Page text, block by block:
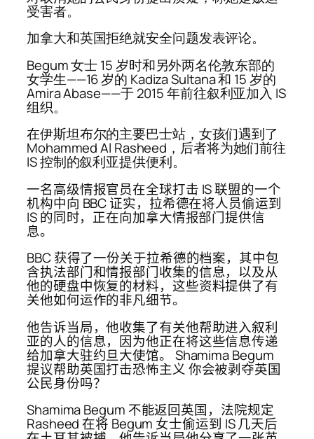
受害者。
加拿大和英国拒绝就安全问题发表评论。
Begum 女士 15 岁时和另外两名伦敦东部的
女学生——16 岁的 Kadiza Sultana 和 15 岁的
Amira Abase——于 2015 年前往叙利亚加入 IS
组织。
在伊斯坦布尔的主要巴士站，女孩们遇到了
Mohammed Al Rasheed，后者将为她们前往
IS 控制的叙利亚提供便利。
一名高级情报官员在全球打击 IS 联盟的一个
机构中向 BBC 证实，拉希德在将人员偷运到
IS 的同时，正在向加拿大情报部门提供信
息。
BBC 获得了一份关于拉希德的档案，其中包
含执法部门和情报部门收集的信息，以及从
他的硬盘中恢复的材料，这些资料提供了有
关他如何运作的非凡细节。
他告诉当局，他收集了有关他帮助进入叙利
亚的人的信息，因为他正在将这些信息传递
给加拿大驻约旦大使馆。 Shamima Begum
提议帮助英国打击恐怖主义 你会被剥夺英国
公民身份吗？
Shamima Begum 不能返回英国，法院规定
Rasheed 在将 Begum 女士偷运到 IS 几天后